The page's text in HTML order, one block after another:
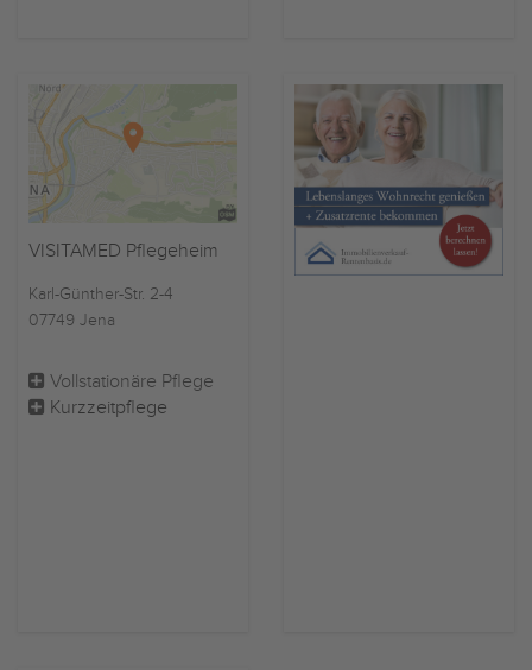
VISITAMED Pflegeheim
Karl-Günther-Str. 2-4
07749 Jena
Vollstationäre Pflege
Kurzzeitpflege